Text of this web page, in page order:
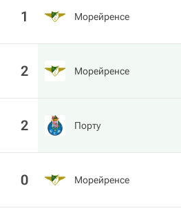
1 Морейренсе
2 Морейренсе
2 Порту
0 Морейренсе